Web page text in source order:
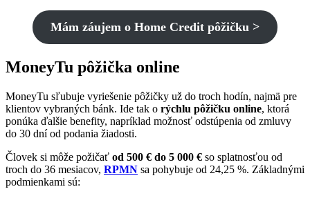
Mám záujem o Home Credit pôžičku >
MoneyTu pôžička online
MoneyTu sľubuje vyriešenie pôžičky už do troch hodín, najmä pre
klientov vybraných bánk. Ide tak o rýchlu pôžičku online, ktorá
ponúka ďalšie benefity, napríklad možnosť odstúpenia od zmluvy
do 30 dní od podania žiadosti.
Človek si môže požičať od 500 € do 5 000 € so splatnosťou od
troch do 36 mesiacov, RPMN sa pohybuje od 24,25 %. Základnými
podmienkami sú: